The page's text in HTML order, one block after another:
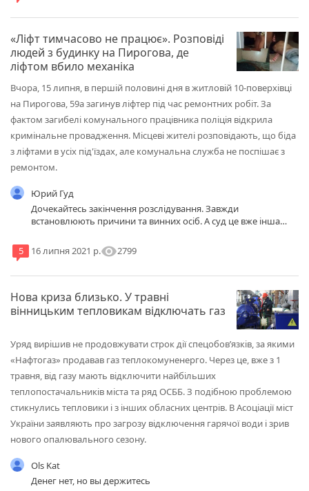
«Ліфт тимчасово не працює». Розповіді
людей з будинку на Пирогова, де
ліфтом вбило механіка
Вчора, 15 липня, в першій половині дня в житловій 10-поверхівці
на Пирогова, 59а загинув ліфтер під час ремонтних робіт. За
фактом загибелі комунального працівника поліція відкрила
кримінальне провадження. Місцеві жителі розповідають, що біда
з ліфтами в усіх під'їздах, але комунальна служба не поспішає з
ремонтом.
Юрий Гуд
Дочекайтесь закінчення розслідування. Завжди
встановлюють причини та винних осіб. А суд це вже інша
5
16 липня 2021 р.visibility2799
Нова криза близько. У травні
вінницьким тепловикам відключать газ
Уряд вирішив не продовжувати строк дії спецобов’язків, за якими
«Нафтогаз» продавав газ теплокомуненерго. Через це, вже з 1
травня, від газу мають відключити найбільших
теплопостачальників міста та ряд ОСББ. З подібною проблемою
стикнулись тепловики і з інших обласних центрів. В Асоціації міст
України заявляють про загрозу відключення гарячої води і зрив
нового опалювального сезону.
Ols Kat
Денег нет, но вы держитесь